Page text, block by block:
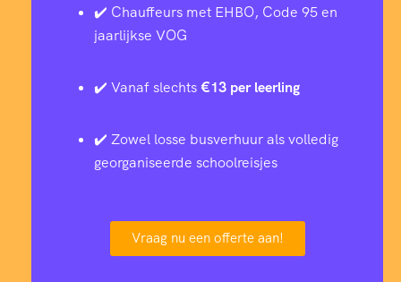
✔️ Chauffeurs met EHBO, Code 95 en
jaarlijkse VOG
✔️ Vanaf slechts€13 per leerling
✔️ Zowel losse busverhuur als volledig
georganiseerde schoolreisjes
Vraag nu een offerte aan!